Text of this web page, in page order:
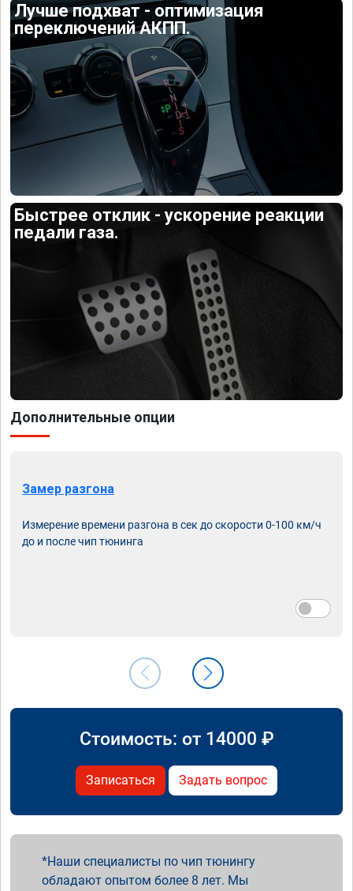
Лучше подхват - оптимизация
переключений АКПП.
Быстрее отклик - ускорение реакции
педали газа.
Дополнительные опции
Замер разгона
Измерение времени разгона в сек до скорости 0-100 км/ч
до и после чип тюнинга
Стоимость: от 14000 ₽
Записаться Задать вопрос
Наши специалисты по чип тюнингу
обладают опытом более 8 лет. Мы